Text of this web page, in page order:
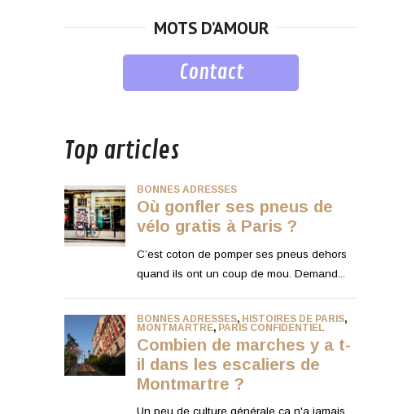
MOTS D’AMOUR
Contact
Top articles